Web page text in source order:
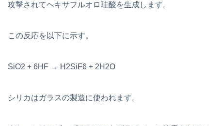
攻撃されてヘキサフルオロ珪酸を生成します。
この反応を以下に示す。
SiO2 + 6HF → H2SiF6 + 2H2O
シリカはガラスの製造に使われます。